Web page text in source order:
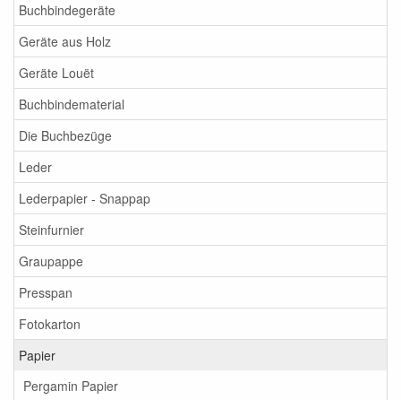
Buchbindegeräte
Geräte aus Holz
Geräte Louët
Buchbindematerial
Die Buchbezüge
Leder
Lederpapier - Snappap
Steinfurnier
Graupappe
Presspan
Fotokarton
Papier
Pergamin Papier